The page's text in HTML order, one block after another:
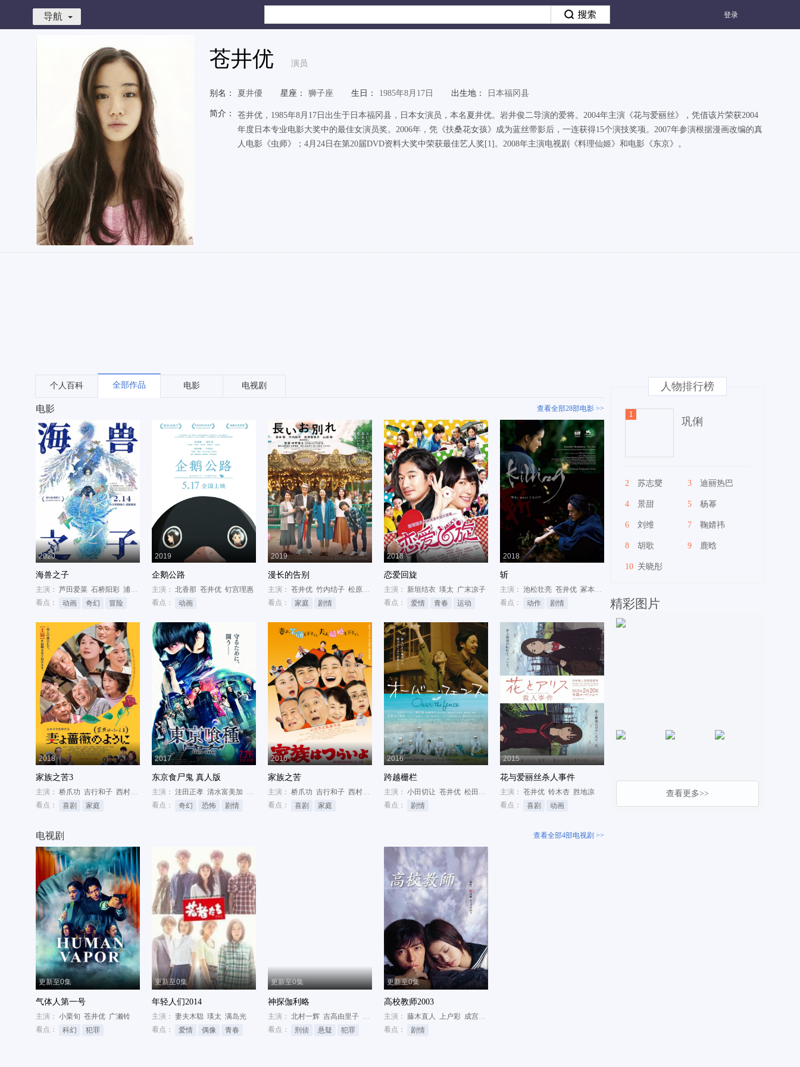
登录
导航
苍井优 演员
别名： 夏井優 星座： 狮子座 生日： 1985年8月17日 出生地： 日本福冈县
简介：
苍井优，1985年8月17日出生于日本福冈县，日本女演员，本名夏井优。岩井俊二导演的爱将。2004年主演《花与爱丽丝》，凭借该片荣获2004
年度日本专业电影大奖中的最佳女演员奖。2006年，凭《扶桑花女孩》成为蓝丝带影后，一连获得15个演技奖项。2007年参演根据漫画改编的真
人电影《虫师》；4月24日在第20届DVD资料大奖中荣获最佳艺人奖[1]。2008年主演电视剧《料理仙姬》和电影《东京》。
个人百科 全部作品 电影 电视剧
电影 查看全部28部电影 >>
2020
海兽之子
主演： 芦田爱菜 石桥阳彩 浦上晟周
看点：
动画 奇幻 冒险
2019
企鹅公路
主演： 北香那 苍井优 钉宫理惠
看点：
动画
2019
漫长的告别
主演： 苍井优 竹内结子 松原智惠子
看点：
家庭 剧情
2018
恋爱回旋
主演： 新垣结衣 瑛太 广末凉子
看点：
爱情 青春 运动
2018
斩
主演： 池松壮亮 苍井优 冢本晋也
看点：
动作 剧情
2018
家族之苦3
主演： 桥爪功 吉行和子 西村雅彦
看点：
喜剧 家庭
2017
东京食尸鬼 真人版
主演： 洼田正孝 清水富美加 铃木伸之
看点：
奇幻 恐怖 剧情
2016
家族之苦
主演： 桥爪功 吉行和子 西村雅彦
看点：
喜剧 家庭
2016
跨越栅栏
主演： 小田切让 苍井优 松田翔太
看点：
剧情
2015
花与爱丽丝杀人事件
主演： 苍井优 铃木杏 胜地凉
看点：
喜剧 动画
电视剧 查看全部4部电视剧 >>
更新至0集
气体人第一号
主演： 小栗旬 苍井优 广濑铃
看点：
科幻 犯罪
更新至0集
年轻人们2014
主演： 妻夫木聪 瑛太 满岛光
看点：
爱情 偶像 青春
更新至0集
神探伽利略
主演： 北村一辉 吉高由里子 福山雅治
看点：
刑侦 悬疑 犯罪
更新至0集
高校教师2003
主演： 藤木直人 上户彩 成宫宽贵
看点：
剧情
人物排行榜
巩俐
2 苏志燮 3 迪丽热巴
4 景甜 5 杨幂
6 刘维 7 鞠婧祎
8 胡歌 9 鹿晗
10 关晓彤
精彩图片
查看更多>>